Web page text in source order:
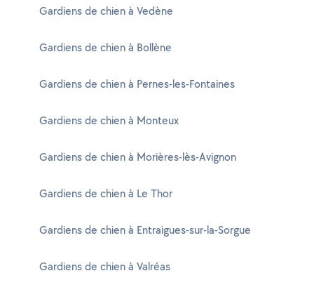
Gardiens de chien à Vedène
Gardiens de chien à Bollène
Gardiens de chien à Pernes-les-Fontaines
Gardiens de chien à Monteux
Gardiens de chien à Morières-lès-Avignon
Gardiens de chien à Le Thor
Gardiens de chien à Entraigues-sur-la-Sorgue
Gardiens de chien à Valréas